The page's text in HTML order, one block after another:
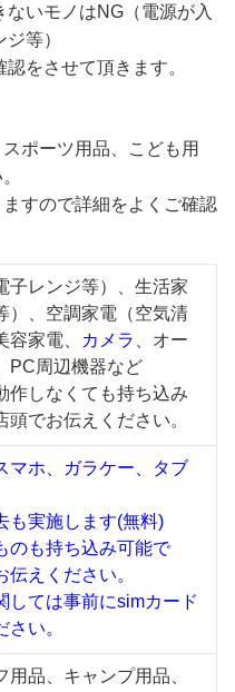
いモノはNG（電源が入
等）
をさせて頂きます。
ポーツ用品、こども用
すので詳細をよくご確認
子レンジ等）、生活家
）、空調家電（空気清
家電、
カメラ
、オー
PC周辺機器など
作しなくても持ち込み
頭でお伝えください。
マホ、ガラケー、タブ
も実施します(無料)
のも持ち込み可能で
伝えください。
しては事前にsimカード
さい。
用品、キャンプ用品、